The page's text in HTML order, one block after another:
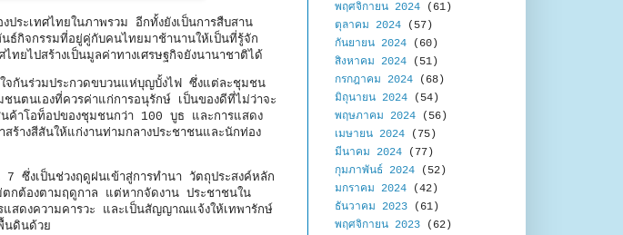
ประเทศไทยในภาพรวม อีกทั้งยังเป็นการสืบสาน
ธ์กิจกรรมที่อยู่คู่กับคนไทยมาช้านานให้เป็นที่รู้จัก
ยไปสร้างเป็นมูลค่าทางเศรษฐกิจยังนานาชาติได้
จกันร่วมประกวดขบวนแห่บุญบั้งไฟ ซึ่งแต่ละชุมชน
นตนเองที่ควรค่าแก่การอนุรักษ์ เป็นของดีที่ไม่ว่าจะ
นค้าโอท็อปของชุมชนกว่า 100 บูธ และการแสดง
งสีสันให้แก่งานท่ามกลางประชาชนและนักท่อง
ซึ่งเป็นช่วงฤดูฝนเข้าสู่การทำนา วัตถุประสงค์หลัก
กต้องตามฤดูกาล แต่หากจัดงาน ประชาชนใน
สดงความคารวะ และเป็นสัญญาณแจ้งให้เทพารักษ์
นดินด้วย
พฤศจิกายน 2024 (61)
ตุลาคม 2024 (57)
กันยายน 2024 (60)
สิงหาคม 2024 (51)
กรกฎาคม 2024 (68)
มิถุนายน 2024 (54)
พฤษภาคม 2024 (56)
เมษายน 2024 (75)
มีนาคม 2024 (77)
กุมภาพันธ์ 2024 (52)
มกราคม 2024 (42)
ธันวาคม 2023 (61)
พฤศจิกายน 2023 (62)